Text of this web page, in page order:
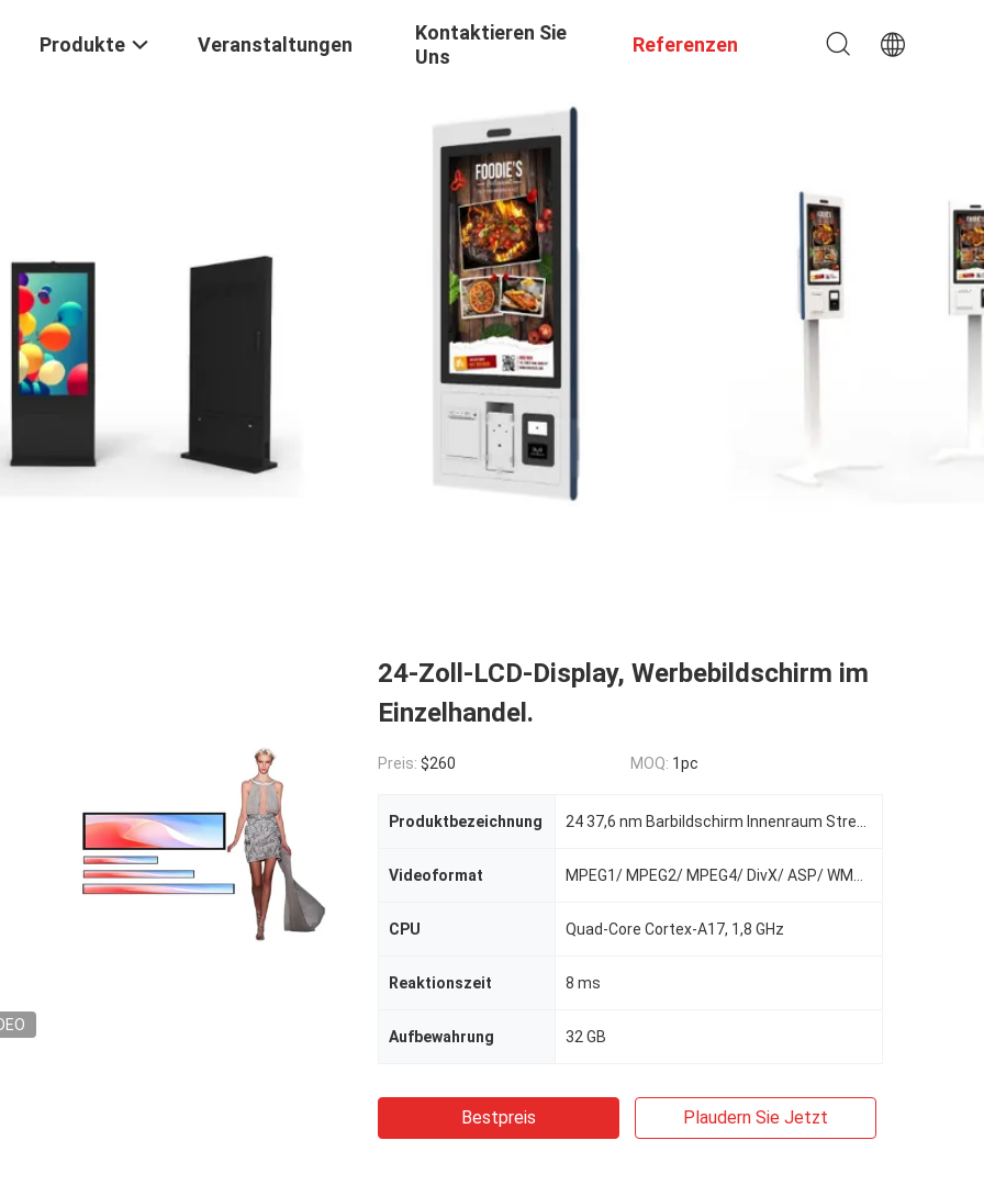
Produkte Veranstaltungen
Kontaktieren Sie
Uns
Referenzen
24-Zoll-LCD-Display, Werbebildschirm im
Einzelhandel.
Preis: $260 MOQ: 1pc
Produktbezeichnung
Videoformat
CPU Quad-Core Cortex-A17, 1,8 GHz
Reaktionszeit 8 ms
Aufbewahrung 32 GB
Bestpreis Plaudern Sie Jetzt